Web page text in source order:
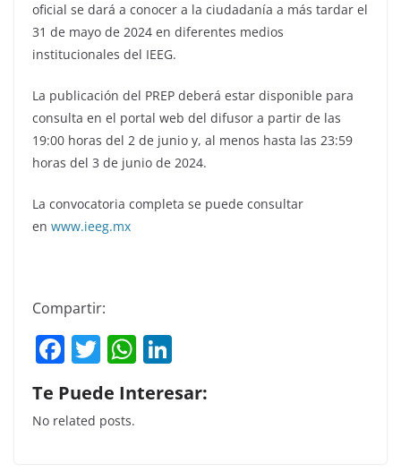
oficial se dará a conocer a la ciudadanía a más tardar el
31 de mayo de 2024 en diferentes medios
institucionales del IEEG.
La publicación del PREP deberá estar disponible para
consulta en el portal web del difusor a partir de las
19:00 horas del 2 de junio y, al menos hasta las 23:59
horas del 3 de junio de 2024.
La convocatoria completa se puede consultar
en www.ieeg.mx
Compartir:
F
a
c
e
T
w
itt
er
W
h
at k
Te Puede Interesar:
No related posts.